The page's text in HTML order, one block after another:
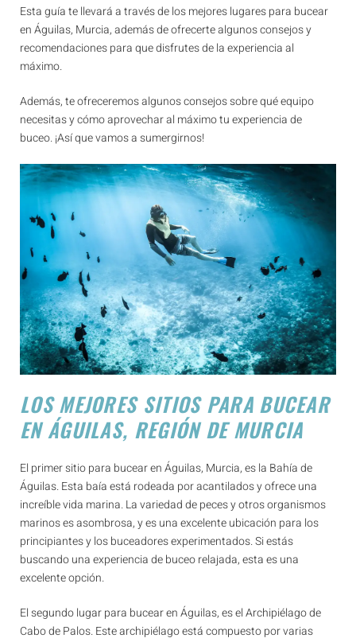
Esta guía te llevará a través de los mejores lugares para bucear
en Águilas, Murcia, además de ofrecerte algunos consejos y
recomendaciones para que disfrutes de la experiencia al
máximo.
Además, te ofreceremos algunos consejos sobre qué equipo
necesitas y cómo aprovechar al máximo tu experiencia de
buceo. ¡Así que vamos a sumergirnos!
LOS MEJORES SITIOS PARA BUCEAR
EN ÁGUILAS, REGIÓN DE MURCIA
El primer sitio para bucear en Águilas, Murcia, es la Bahía de
Águilas. Esta baía está rodeada por acantilados y ofrece una
increíble vida marina. La variedad de peces y otros organismos
marinos es asombrosa, y es una excelente ubicación para los
principiantes y los buceadores experimentados. Si estás
buscando una experiencia de buceo relajada, esta es una
excelente opción.
El segundo lugar para bucear en Águilas, es el Archipiélago de
Cabo de Palos. Este archipiélago está compuesto por varias